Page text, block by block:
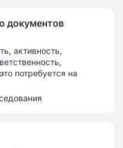
документов
активность,
потребуется на